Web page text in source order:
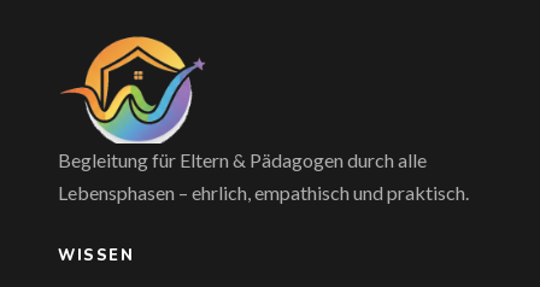
Begleitung für Eltern & Pädagogen durch alle
Lebensphasen – ehrlich, empathisch und praktisch.
WISSEN